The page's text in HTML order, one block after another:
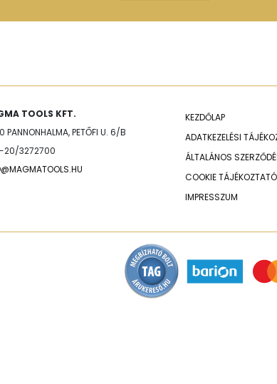
TOOLS KFT.
PANNONHALMA, PETŐFI U. 6/B
20/3272700
KEZDŐLAP
ADATKEZELÉSI
ÁLTALÁNOS
COOKIE TÁJÉKOZTATÓ
IMPRESSZUM